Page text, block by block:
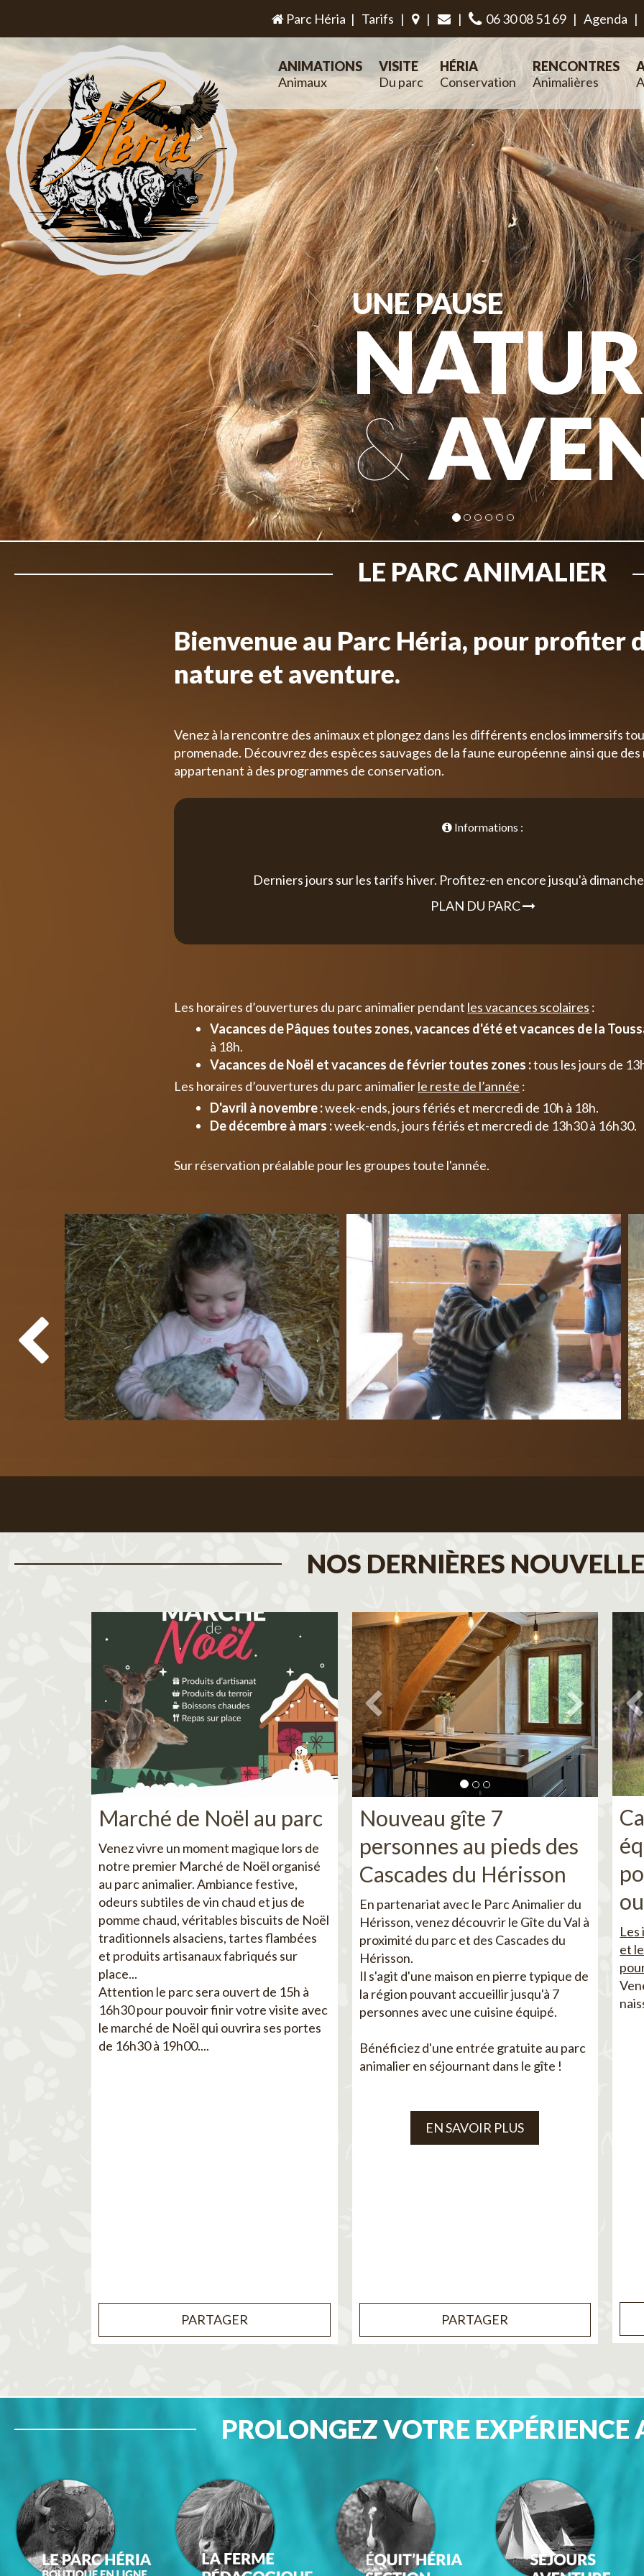
Parc Héria | Tarifs | | | 06 30 08 51 69 | Agenda |
UNE PAUSE
&
ANIMATIONS
Animaux
VISITE
Du parc
HÉRIA
Conservation
RENCONTRES
Animalières
LE PARC ANIMALIER
Bienvenue au Parc Héria, pour profiter
nature et aventure.
Venez à la rencontre des animaux et plongez dans les différents enclos immersifs
promenade. Découvrez des espèces sauvages de la faune européenne ainsi que
appartenant à des programmes de conservation.
Informations :
Derniers jours sur les tarifs hiver. Profitez-en encore jusqu'à
PLAN DU PARC
Les horaires d’ouvertures du parc animalier pendant les vacances scolaires :
Vacances de Pâques toutes zones, vacances d'été et vacances de la
à 18h.
Vacances de Noël et vacances de février toutes zones :tous les jours de
Les horaires d’ouvertures du parc animalierle reste de l’année :
D'avril à novembre :week-ends, jours fériés et mercredi de 10h à 18h.
De décembre à mars :week-ends, jours fériés et mercredi de 13h30 à 16h30.
Sur réservation préalable pour les groupes toute l'année.
NOS DERNIÈRES
Marché de Noël au parc
Venez vivre un moment magique lors de
notre premier Marché de Noël organisé
au parc animalier. Ambiance festive,
odeurs subtiles de vin chaud et jus de
pomme chaud, véritables biscuits de Noël
traditionnels alsaciens, tartes flambées
et produits artisanaux fabriqués sur
place...
Attention le parc sera ouvert de 15h à
16h30 pour pouvoir finir votre visite avec
le marché de Noël qui ouvrira ses portes
de 16h30 à 19h00....
PARTAGER
Nouveau gîte 7
personnes au pieds des
Cascades du Hérisson
En partenariat avec le Parc Animalier du
Hérisson, venez découvrir le Gîte du Val à
proximité du parc et des Cascades du
Hérisson.
Il s'agit d'une maison en pierre typique de
la région pouvant accueillir jusqu'à 7
personnes avec une cuisine équipé.
Bénéficiez d'une entrée gratuite au parc
animalier en séjournant dans le gîte !
EN SAVOIR PLUS
PARTAGER
Les
et
PROLONGEZ VOTRE EXPÉRIENCE